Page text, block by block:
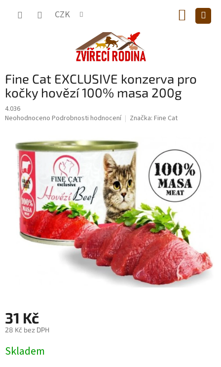
CZK
KOŠÍK
Fine Cat EXCLUSIVE konzerva pro
kočky hovězí 100% masa 200g
4.036
Průměrné
hvězdiček.
Neohodnoceno Podrobnosti hodnocení Značka: Fine Cat
31 Kč
28 Kč bez DPH
cena:
Skladem